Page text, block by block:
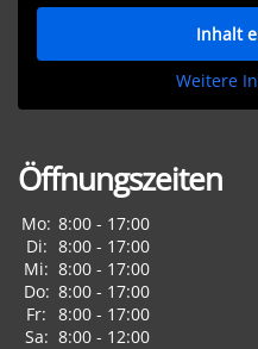
Inhalt
Weitere
Öffnungszeiten
Mo: 8:00 - 17:00
Di: 8:00 - 17:00
Mi: 8:00 - 17:00
Do: 8:00 - 17:00
Fr: 8:00 - 17:00
Sa: 8:00 - 12:00